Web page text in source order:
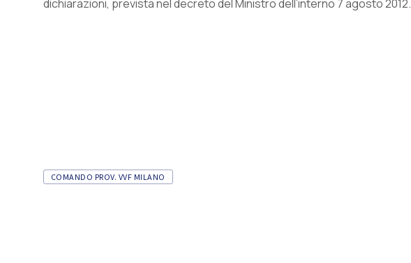
dichiarazioni, prevista nel decreto del Ministro dell’interno 7 agosto 2012.
COMANDO PROV. VVF MILANO